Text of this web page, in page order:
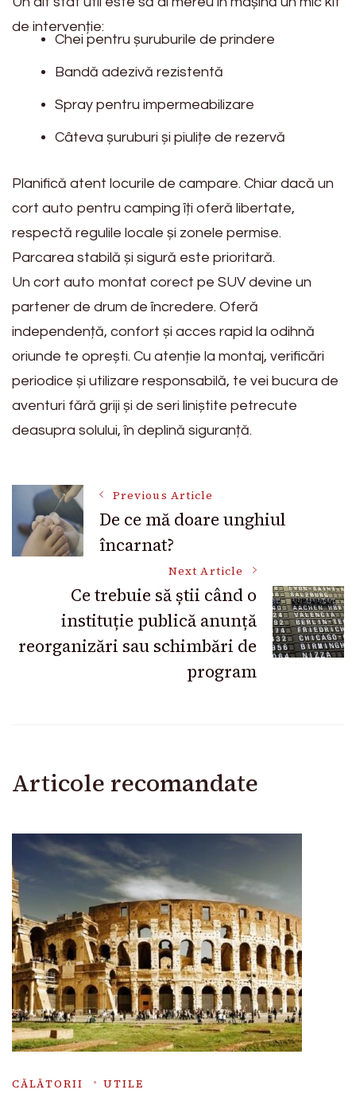
de intervenție:
Chei pentru șuruburile de prindere
Bandă adezivă rezistentă
Spray pentru impermeabilizare
Câteva șuruburi și piulițe de rezervă
Planifică atent locurile de campare. Chiar dacă un
cort auto pentru camping îți oferă libertate,
respectă regulile locale și zonele permise.
Parcarea stabilă și sigură este prioritară.
Un cort auto montat corect pe SUV devine un
partener de drum de încredere. Oferă
independență, confort și acces rapid la odihnă
oriunde te oprești. Cu atenție la montaj, verificări
periodice și utilizare responsabilă, te vei bucura de
aventuri fără griji și de seri liniștite petrecute
deasupra solului, în deplină siguranță.
Post
Navigation
Previous Article
De ce mă doare unghiul
încarnat?
Next Article
Ce trebuie să știi când o
instituție publică anunță
reorganizări sau schimbări de
program
Articole recomandate
CĂLĂTORII UTILE